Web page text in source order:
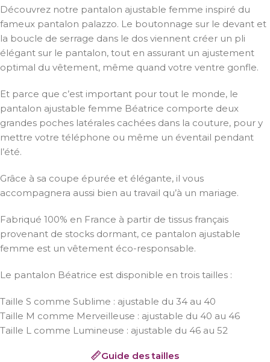
Découvrez notre pantalon ajustable femme inspiré du
fameux pantalon palazzo. Le boutonnage sur le devant et
la boucle de serrage dans le dos viennent créer un pli
élégant sur le pantalon, tout en assurant un ajustement
optimal du vêtement, même quand votre ventre gonfle.
Et parce que c’est important pour tout le monde, le
pantalon ajustable femme Béatrice comporte deux
grandes poches latérales cachées dans la couture, pour y
mettre votre téléphone ou même un éventail pendant
l’été.
Grâce à sa coupe épurée et élégante, il vous
accompagnera aussi bien au travail qu’à un mariage.
Fabriqué 100% en France à partir de tissus français
provenant de stocks dormant, ce pantalon ajustable
femme est un vêtement éco-responsable.
Le pantalon Béatrice est disponible en trois tailles :
Taille S comme Sublime : ajustable du 34 au 40
Taille M comme Merveilleuse : ajustable du 40 au 46
Taille L comme Lumineuse : ajustable du 46 au 52
Guide des tailles